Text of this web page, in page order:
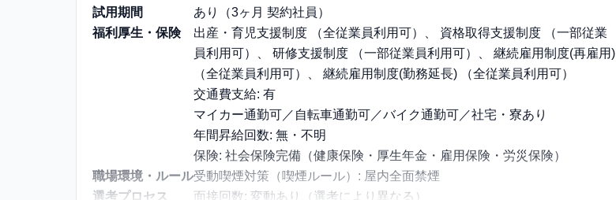
試用期間
あり（3ヶ月 契約社員）
福利厚生・保険
出産・育児支援制度 （全従業員利用可）、 資格取得支援制度 （一部従業
員利用可）、 研修支援制度 （一部従業員利用可）、 継続雇用制度(再雇用)
（全従業員利用可）、 継続雇用制度(勤務延長) （全従業員利用可）
交通費支給: 有
マイカー通勤可／自転車通勤可／バイク通勤可／社宅・寮あり
年間昇給回数: 無・不明
保険: 社会保険完備（健康保険・厚生年金・雇用保険・労災保険）
職場環境・ルール受動喫煙対策（喫煙ルール）: 屋内全面禁煙
選考プロセス
面接回数: 変動あり（選考により異なる）